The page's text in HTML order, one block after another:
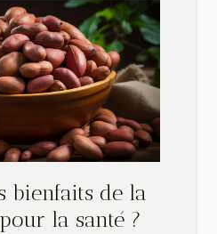
bienfaits de la
la santé ?